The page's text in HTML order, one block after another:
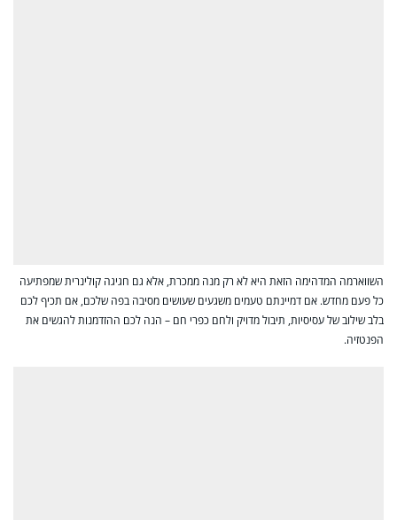
השווארמה המדהימה הזאת היא לא רק מנה ממכרת, אלא גם חגיגה קולינרית שמפתיעה
כל פעם מחדש. אם דמיינתם טעמים משגעים שעושים מסיבה בפה שלכם, אם תכיף לכם
בלב שילוב של עסיסיות, תיבול מדויק ולחם כפרי חם – הנה לכם ההזדמנות להגשים את
הפנטזיה.